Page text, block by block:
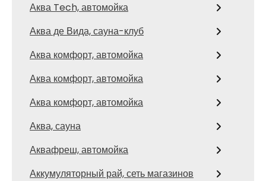
Аква Tech, автомойка
Аква де Вида, сауна-клуб
Аква комфорт, автомойка
Аква комфорт, автомойка
Аква комфорт, автомойка
Аква, сауна
Аквафреш, автомойка
Аккумуляторный рай, сеть магазинов